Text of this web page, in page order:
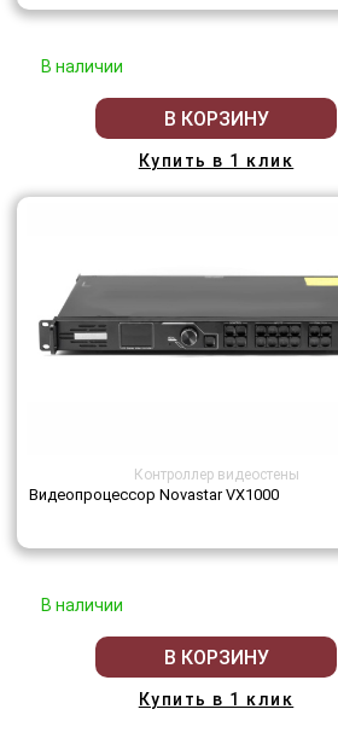
В наличии
В КОРЗИНУ
Купить в 1 клик
Контроллер видеостены
Видеопроцессор Novastar VX1000
В наличии
В КОРЗИНУ
Купить в 1 клик